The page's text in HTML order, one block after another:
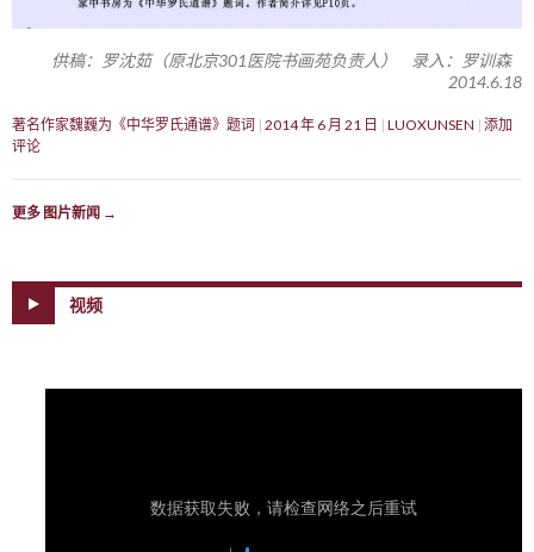
供稿：罗沈茹（原北京301医院书画苑负责人） 录入：罗训森
2014.6.18
著名作家魏巍为《中华罗氏通谱》题词 2014 年 6 月 21 日 LUOXUNSEN 添加
评论
更多 图片新闻 →
视频